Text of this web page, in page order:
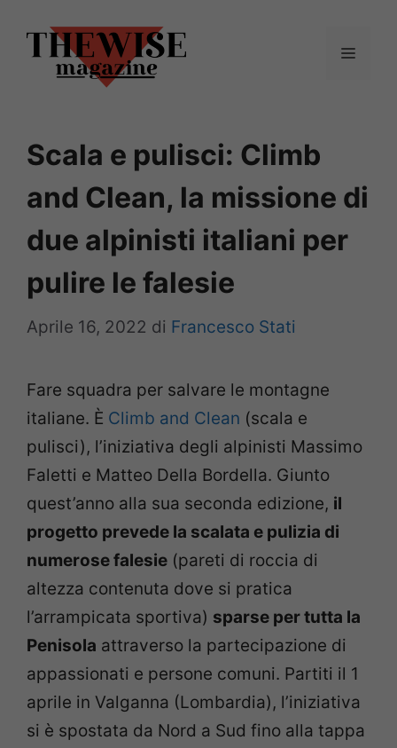
contenuto
Menu
Scala e pulisci: Climb
and Clean, la missione di
due alpinisti italiani per
pulire le falesie
Aprile 16, 2022 di Francesco Stati
Fare squadra per salvare le montagne
italiane. È Climb and Clean (scala e
pulisci), l’iniziativa degli alpinisti Massimo
Faletti e Matteo Della Bordella. Giunto
quest’anno alla sua seconda edizione, il
progetto prevede la scalata e pulizia di
numerose falesie (pareti di roccia di
altezza contenuta dove si pratica
l’arrampicata sportiva) sparse per tutta la
Penisola attraverso la partecipazione di
appassionati e persone comuni. Partiti il 1
aprile in Valganna (Lombardia), l’iniziativa
si è spostata da Nord a Sud fino alla tappa